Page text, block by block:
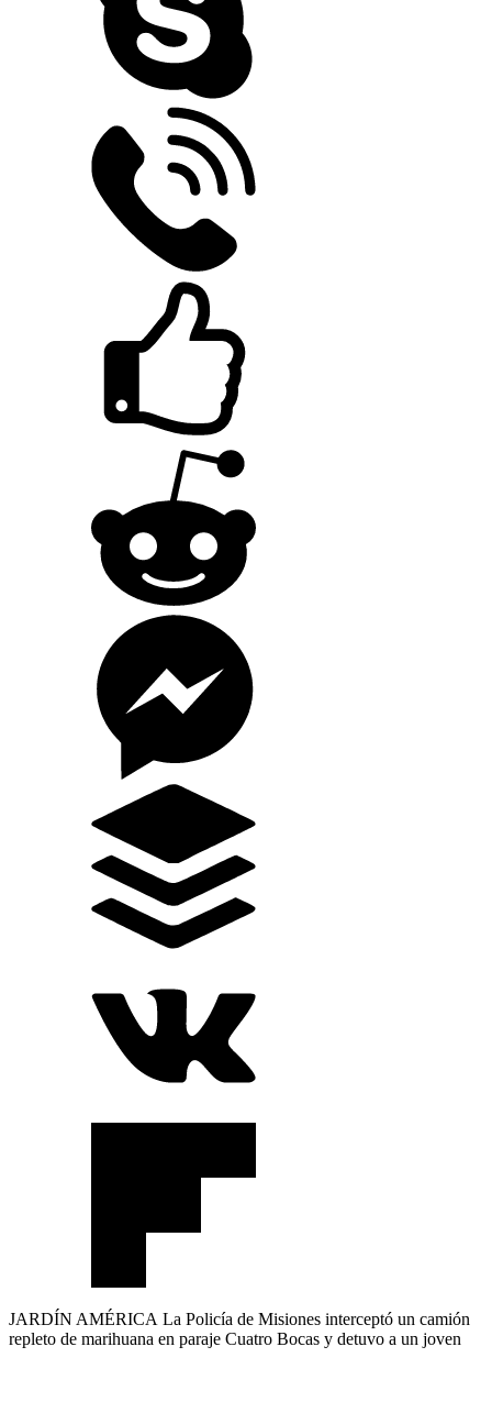
JARDÍN AMÉRICA La Policía de Misiones interceptó un camión
repleto de marihuana en paraje Cuatro Bocas y detuvo a un joven